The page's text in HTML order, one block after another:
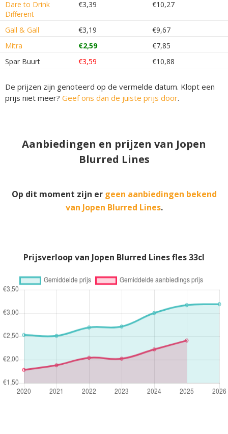
Dare to Drink
Different
€3,39 €10,27
Gall & Gall €3,19
€9,67
Mitra
€2,59
€7,85
Spar Buurt
€3,59 €10,88
De prijzen zijn genoteerd op de vermelde datum. Klopt een
prijs niet meer? Geef ons dan de juiste prijs door.
Aanbiedingen en prijzen van Jopen
Blurred Lines
Op dit moment zijn er geen aanbiedingen bekend
van Jopen Blurred Lines.
Prijsverloop van Jopen Blurred Lines fles 33cl